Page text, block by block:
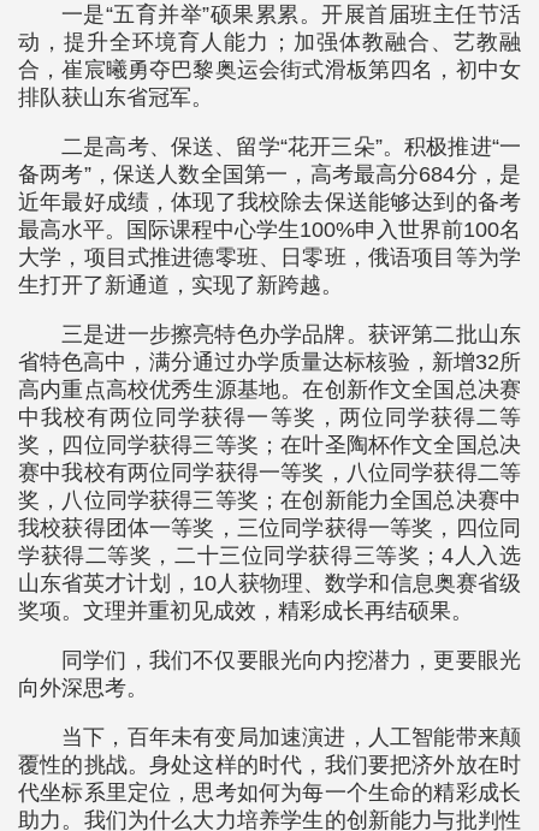
一是“五育并举”硕果累累。开展首届班主任节活
动，提升全环境育人能力；加强体教融合、艺教融
合，崔宸曦勇夺巴黎奥运会街式滑板第四名，初中女
排队获山东省冠军。
二是高考、保送、留学“花开三朵”。积极推进“一
备两考”，保送人数全国第一，高考最高分684分，是
近年最好成绩，体现了我校除去保送能够达到的备考
最高水平。国际课程中心学生100%申入世界前100名
大学，项目式推进德零班、日零班，俄语项目等为学
生打开了新通道，实现了新跨越。
三是进一步擦亮特色办学品牌。获评第二批山东
省特色高中，满分通过办学质量达标核验，新增32所
高内重点高校优秀生源基地。在创新作文全国总决赛
中我校有两位同学获得一等奖，两位同学获得二等
奖，四位同学获得三等奖；在叶圣陶杯作文全国总决
赛中我校有两位同学获得一等奖，八位同学获得二等
奖，八位同学获得三等奖；在创新能力全国总决赛中
我校获得团体一等奖，三位同学获得一等奖，四位同
学获得二等奖，二十三位同学获得三等奖；4人入选
山东省英才计划，10人获物理、数学和信息奥赛省级
奖项。文理并重初见成效，精彩成长再结硕果。
同学们，我们不仅要眼光向内挖潜力，更要眼光
向外深思考。
当下，百年未有变局加速演进，人工智能带来颠
覆性的挑战。身处这样的时代，我们要把济外放在时
代坐标系里定位，思考如何为每一个生命的精彩成长
助力。我们为什么大力培养学生的创新能力与批判性